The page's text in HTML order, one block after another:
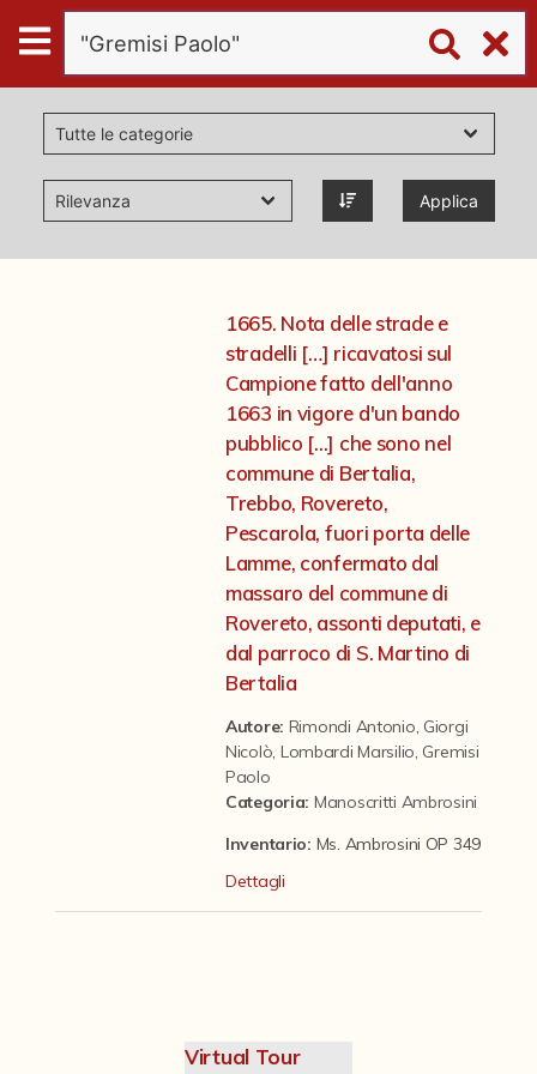
Digital
Humanities
Donazioni
Pubblicazioni
Il progetto Digital Humanities
Applica
1665. Nota delle strade e
stradelli […] ricavatosi sul
Campione fatto dell'anno
1663 in vigore d'un bando
pubblico [...] che sono nel
commune di Bertalia,
Trebbo, Rovereto,
Pescarola, fuori porta delle
Lamme, confermato dal
massaro del commune di
Rovereto, assonti deputati, e
dal parroco di S. Martino di
Bertalia
Autore: Rimondi Antonio Giorgi
Nicolò Lombardi Marsilio Gremisi
Paolo
Categoria: Manoscritti Ambrosini
Inventario: Ms. Ambrosini OP 349
Dettagli
Virtual Tour